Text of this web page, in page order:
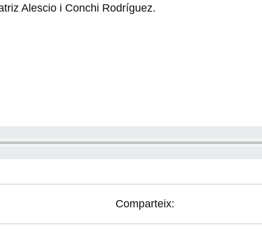
Alescio i Conchi Rodríguez.
Comparteix: